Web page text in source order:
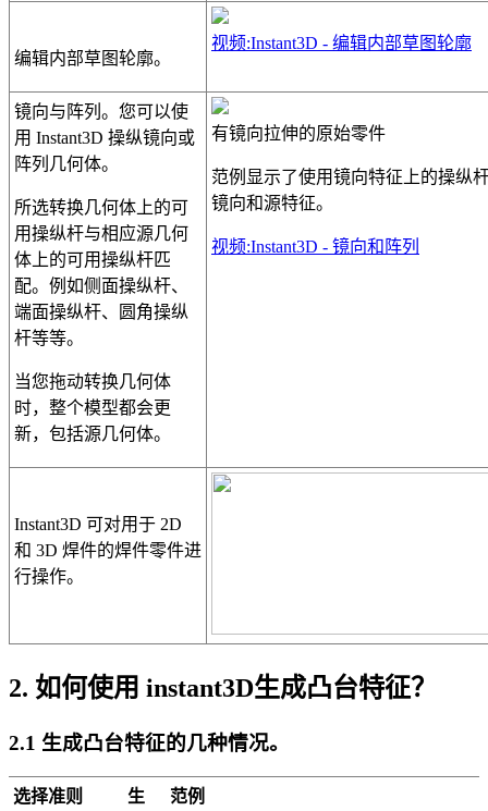
编辑内部草图轮廓。
视频:Instant3D - 编辑内部草图轮廓
镜向与阵列。您可以使
用 Instant3D 操纵镜向或
阵列几何体。
所选转换几何体上的可
用操纵杆与相应源几何
体上的可用操纵杆匹
配。例如侧面操纵杆、
端面操纵杆、圆角操纵
杆等等。
当您拖动转换几何体
时，整个模型都会更
新，包括源几何体。
有镜向拉伸的原始零件
范例显示了使用镜向特征上的操纵
镜向和源特征。
视频:Instant3D - 镜向和阵列
Instant3D 可对用于 2D
和 3D 焊件的焊件零件进
行操作。
2. 如何使用 instant3D生成凸台特征？
2.1 生成凸台特征的几种情况。
选择准则
生
范例